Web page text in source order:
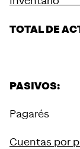
TOTAL DE
PASIVOS:
Cuentas